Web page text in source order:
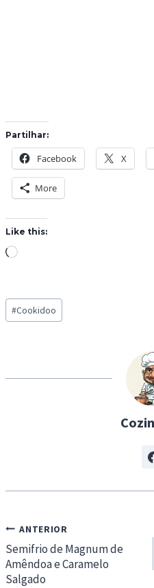
Partilhar:
Facebook X
More
Like this:
L
d
i
…
Post
Tags:
#Cookidoo
Navegação
de
artigos
ANTERIOR
Semifrio de Magnum de
Amêndoa e Caramelo
Salgado